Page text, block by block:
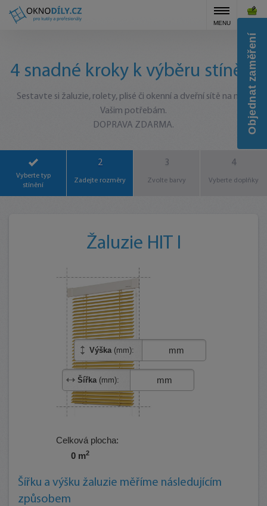
MENU
4 snadné kroky k výběru stínění
Sestavte si žaluzie, rolety, plisé či okenní a dveřní sítě na míru
Vašim potřebám.
DOPRAVA ZDARMA.
2 3 4
Vyberte typ
stínění
Zadejte rozměry Zvolte barvy Vyberte doplňky
Žaluzie HIT I
Výška(mm): mm
Šířka(mm): mm
Celková plocha:
0 m2
Šířku a výšku žaluzie měříme následujícím
způsobem
Objednat zaměření